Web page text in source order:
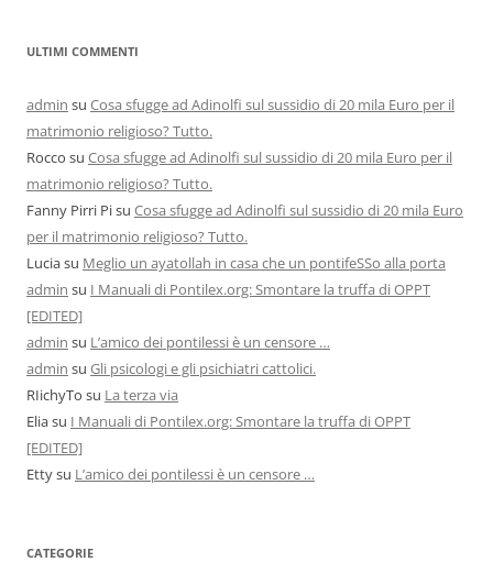
ULTIMI COMMENTI
admin su Cosa sfugge ad Adinolfi sul sussidio di 20 mila Euro per il
matrimonio religioso? Tutto.
Rocco su Cosa sfugge ad Adinolfi sul sussidio di 20 mila Euro per il
matrimonio religioso? Tutto.
Fanny Pirri Pisu Cosa sfugge ad Adinolfi sul sussidio di 20 mila Euro
per il matrimonio religioso? Tutto.
Luciasu Meglio un ayatollah in casa che un pontifeSSo alla porta
admin su I Manuali di Pontilex.org: Smontare la truffa di OPPT
[EDITED]
admin su L’amico dei pontilessi è un censore …
admin su Gli psicologi e gli psichiatri cattolici.
RIichyTo su La terza via
Eliasu I Manuali di Pontilex.org: Smontare la truffa di OPPT
[EDITED]
Ettysu L’amico dei pontilessi è un censore …
CATEGORIE